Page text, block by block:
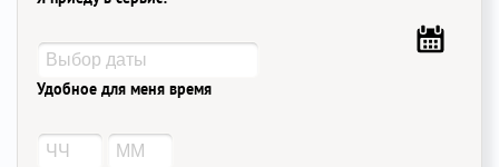
Удобное для меня время